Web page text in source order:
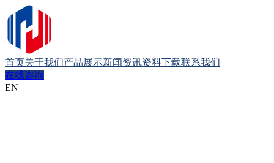
首页关于我们产品展示新闻资讯资料下载联系我们
在线咨询
EN